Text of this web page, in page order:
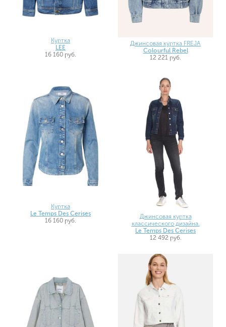
Куртка
LEE
16 160 руб.
Джинсовая куртка FREJA
Colourful Rebel
12 221 руб.
Куртка
Le Temps Des Cerises
16 160 руб.
Джинсовая куртка
классического дизайна.
Le Temps Des Cerises
12 492 руб.